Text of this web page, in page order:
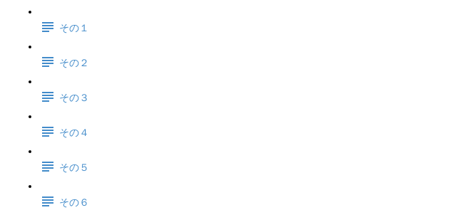
その１
その２
その３
その４
その５
その６